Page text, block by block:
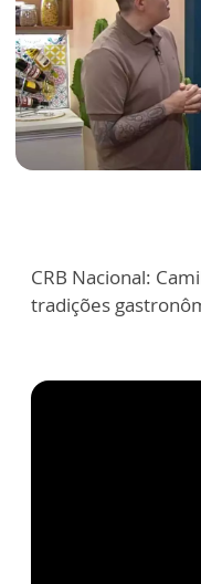
CRB Nacional:
tradições